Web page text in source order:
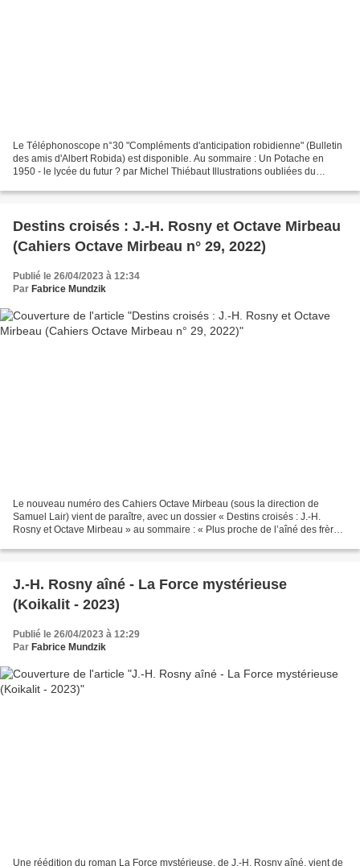
Le Téléphonoscope n°30 "Compléments d'anticipation robidienne" (Bulletin
des amis d'Albert Robida) est disponible. Au sommaire : Un Potache en
1950 - le lycée du futur ? par Michel Thiébaut Illustrations oubliées du
Destins croisés : J.-H. Rosny et Octave Mirbeau
(Cahiers Octave Mirbeau n° 29, 2022)
Publié le 26/04/2023 à 12:34
Par Fabrice Mundzik
Le nouveau numéro des Cahiers Octave Mirbeau (sous la direction de
Samuel Lair) vient de paraître, avec un dossier « Destins croisés : J.-H.
Rosny et Octave Mirbeau » au sommaire : « Plus proche de l’aîné des frères
J.-H. Rosny aîné - La Force mystérieuse
(Koikalit - 2023)
Publié le 26/04/2023 à 12:29
Par Fabrice Mundzik
Une réédition du roman La Force mystérieuse, de J.-H. Rosny aîné, vient de